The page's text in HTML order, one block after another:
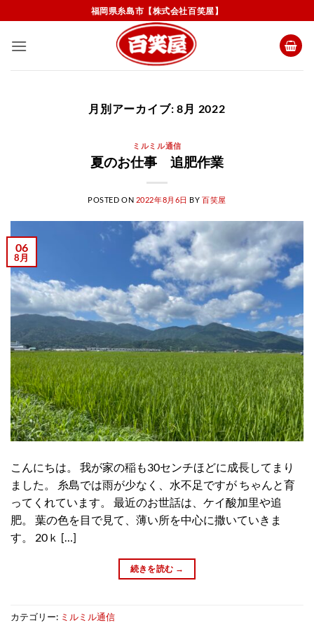
to
content
福岡県糸島市【株式会社百笑屋】
月別アーカイブ:8月 2022
ミルミル通信
夏のお仕事 追肥作業
POSTED ON 2022年8月6日 BY百笑屋
06
8月
こんにちは。 我が家の稲も30センチほどに成長してまり
ました。 糸島では雨が少なく、水不足ですが ちゃんと育
ってくれています。 最近のお世話は、ケイ酸加里や追
肥。 葉の色を目で見て、薄い所を中心に撒いていきま
す。 20ｋ […]
続きを読む →
カテゴリー: ミルミル通信